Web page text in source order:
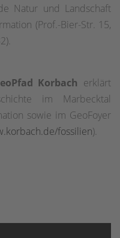
Natur und Landschaft
(Prof.-Bier-Str. 15,
Korbach erklärt
im Marbecktal
sowie im GeoFoyer
fossilien).